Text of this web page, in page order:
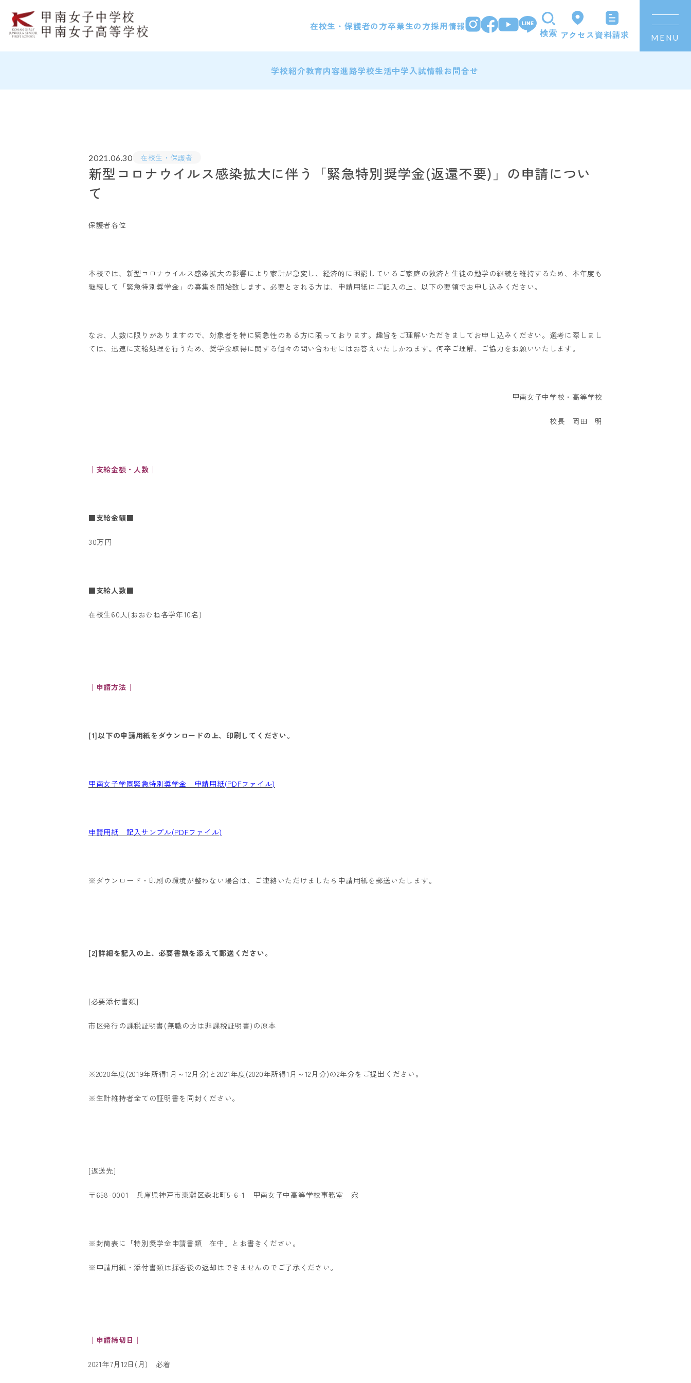
在校生・保護者の方卒業生の方採用情報
検索 アクセス資料請求 MENU
学校紹介教育内容進路学校生活中学入試情報お問合せ
2021.06.30 在校生・保護者
新型コロナウイルス感染拡大に伴う「緊急特別奨学金(返還不要)」の申請につい
て
保護者各位
本校では、新型コロナウイルス感染拡大の影響により家計が急変し、経済的に困窮しているご家庭の救済と生徒の勉学の継続を維持するため、本年度も
継続して「緊急特別奨学金」の募集を開始致します。必要とされる方は、申請用紙にご記入の上、以下の要領でお申し込みください。
なお、人数に限りがありますので、対象者を特に緊急性のある方に限っております。趣旨をご理解いただきましてお申し込みください。選考に際しまし
ては、迅速に支給処理を行うため、奨学金取得に関する個々の問い合わせにはお答えいたしかねます。何卒ご理解、ご協力をお願いいたします。
甲南女子中学校・高等学校
校長 岡田 明
│支給金額・人数│
■支給金額■
30万円
■支給人数■
在校生60人(おおむね各学年10名)
│申請方法│
[1]以下の申請用紙をダウンロードの上、印刷してください。
甲南女子学園緊急特別奨学金 申請用紙(PDFファイル)
申請用紙 記入サンプル(PDFファイル)
※ダウンロード・印刷の環境が整わない場合は、ご連絡いただけましたら申請用紙を郵送いたします。
[2]詳細を記入の上、必要書類を添えて郵送ください。
[必要添付書類]
市区発行の課税証明書(無職の方は非課税証明書)の原本
※2020年度(2019年所得1月～12月分)と2021年度(2020年所得1月～12月分)の2年分をご提出ください。
※生計維持者全ての証明書を同封ください。
[返送先]
〒658-0001 兵庫県神戸市東灘区森北町5-6-1 甲南女子中高等学校事務室 宛
※封筒表に「特別奨学金申請書類 在中」とお書きください。
※申請用紙・添付書類は採否後の返却はできませんのでご了承ください。
│申請締切日│
2021年7月12日(月) 必着